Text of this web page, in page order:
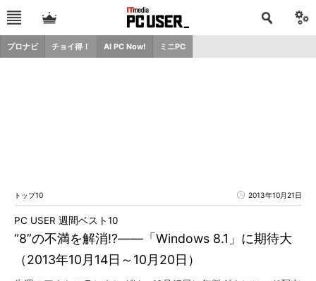
プロナビ チョイ得！ AI PC Now! ミニPC
トップ10 2013年10月21日
“8”の不満を解消!?――「Windows 8.1」に期待大
（2013年10月14日～10月20日）
PC USER 週間ベスト10